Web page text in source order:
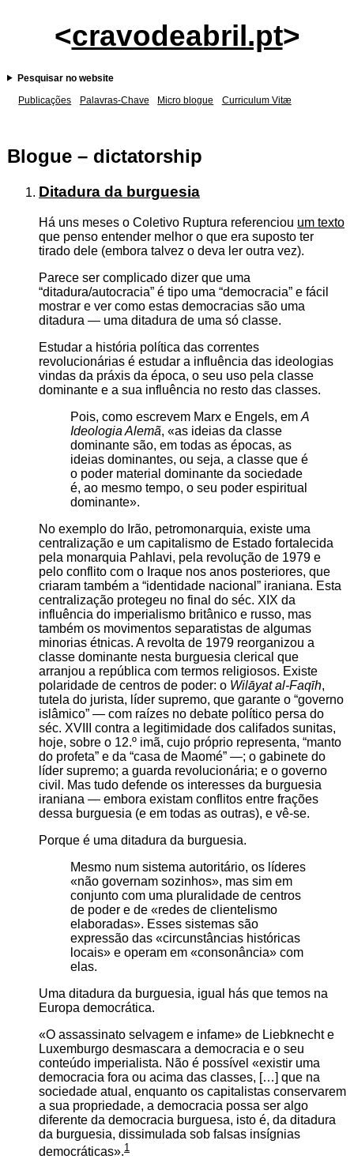
<cravodeabril.pt>
Pesquisar no website
Publicações Palavras-Chave Micro blogue Curriculum Vitæ
Blogue – dictatorship
Ditadura da burguesia
Há uns meses o Coletivo Ruptura referenciou um texto
que penso entender melhor o que era suposto ter
tirado dele (embora talvez o deva ler outra vez).
Parece ser complicado dizer que uma
“ditadura/autocracia” é tipo uma “democracia” e fácil
mostrar e ver como estas democracias são uma
ditadura — uma ditadura de uma só classe.
Estudar a história política das correntes
revolucionárias é estudar a influência das ideologias
vindas da práxis da época, o seu uso pela classe
dominante e a sua influência no resto das classes.
Pois, como escrevem Marx e Engels, em A
Ideologia Alemã,
as ideias da classe
dominante são, em todas as épocas, as
ideias dominantes, ou seja, a classe que é
o poder material dominante da sociedade
é, ao mesmo tempo, o seu poder espiritual
dominante .
No exemplo do Irão, petromonarquia, existe uma
centralização e um capitalismo de Estado fortalecida
pela monarquia Pahlavi, pela revolução de 1979 e
pelo conflito com o Iraque nos anos posteriores, que
criaram também a “identidade nacional” iraniana. Esta
centralização protegeu no final do séc. XIX da
influência do imperialismo britânico e russo, mas
também os movimentos separatistas de algumas
minorias étnicas. A revolta de 1979 reorganizou a
classe dominante nesta burguesia clerical que
arranjou a república com termos religiosos. Existe
polaridade de centros de poder: o Wilāyat al-Faqīh,
tutela do jurista, líder supremo, que garante o “governo
islâmico” — com raízes no debate político persa do
séc. XVIII contra a legitimidade dos califados sunitas,
hoje, sobre o 12.º imã, cujo próprio representa, “manto
do profeta” e da “casa de Maomé” —; o gabinete do
líder supremo; a guarda revolucionária; e o governo
civil. Mas tudo defende os interesses da burguesia
iraniana — embora existam conflitos entre frações
dessa burguesia (e em todas as outras), e vê-se.
Porque é uma ditadura da burguesia.
Mesmo num sistema autoritário, os líderes
não governam sozinhos , mas sim em
conjunto com uma pluralidade de centros
de poder e de
redes de clientelismo
elaboradas . Esses sistemas são
expressão das
circunstâncias históricas
locais
e operam em consonância
com
elas.
Uma ditadura da burguesia, igual hás que temos na
Europa democrática.
O assassinato selvagem e infame
de Liebknecht e
Luxemburgo desmascara a democracia e o seu
conteúdo imperialista. Não é possível
existir uma
democracia fora ou acima das classes, […] que na
sociedade atual, enquanto os capitalistas conservarem
a sua propriedade, a democracia possa ser algo
diferente da democracia burguesa, isto é, da ditadura
da burguesia, dissimulada sob falsas insígnias
democráticas .1